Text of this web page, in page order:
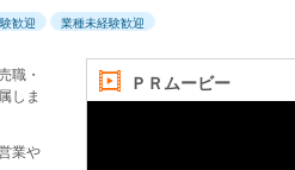
歓迎 業種未経験歓迎
ＰＲムービー
職・
しま
業や